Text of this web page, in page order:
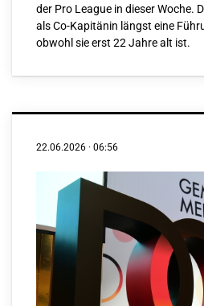
der Pro League in dieser Woche.
als Co-Kapitänin längst eine
obwohl sie erst 22 Jahre alt ist.
22.06.2026 · 06:56